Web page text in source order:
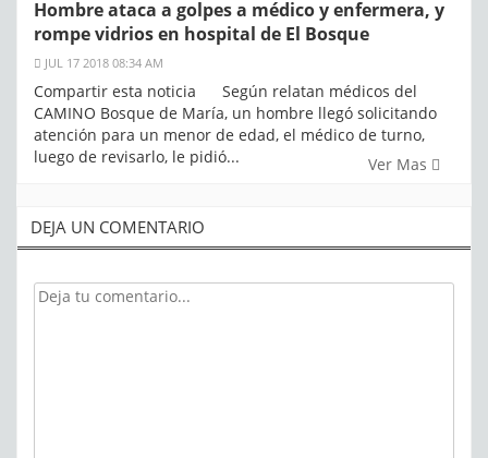
Hombre ataca a golpes a médico y enfermera, y
rompe vidrios en hospital de El Bosque
JUL 17 2018 08:34 AM
Compartir esta noticia Según relatan médicos del
CAMINO Bosque de María, un hombre llegó solicitando
atención para un menor de edad, el médico de turno,
luego de revisarlo, le pidió...
Ver Mas
DEJA UN COMENTARIO